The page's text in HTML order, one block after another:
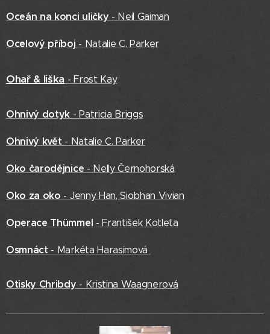
Oceán na konci uličky - Neil Gaiman
Ocelový příboj - Natalie C. Parker
Ohař & liška - Frost Kay
Ohnivý dotyk - Patricia Briggs
Ohnivý květ- Natalie C. Parker
Oko čarodějnice - Nelly Černohorská
Oko za oko - Jenny Han, Siobhan Vivian
Operace Thümmel - František Kotleta
Osmnáct- Markéta Harasimová
Otisky Chribdy - Kristina Waagnerová